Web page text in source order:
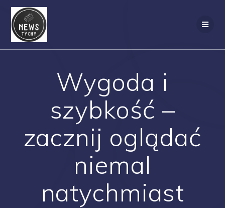
Wygoda i
szybkość –
zacznij oglądać
niemal
natychmiast